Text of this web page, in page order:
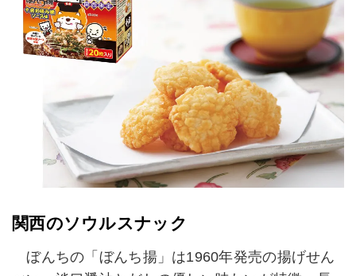
関西のソウルスナック
ぼんちの「ぼんち揚」は1960年発売の揚げせん